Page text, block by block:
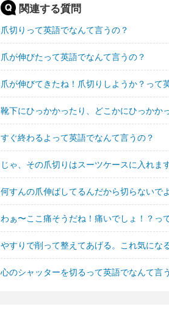
関連する質問
爪切りって英語でなんて言うの？
爪が伸びたって英語でなんて言うの？
爪が伸びてきたね！爪切りしようか？って
靴下にひっかかったり、どこかにひっかか
すぐ終わるよって英語でなんて言うの？
じゃ、その爪切りはスーツケースに入れま
何すんの爪伸ばしてるんだから切らないで
わぁ〜ここ痛そうだね！痛いでしょ！？っ
やすりで削って整えてあげる。これ気にな
心のシャッターを切るって英語でなんて言